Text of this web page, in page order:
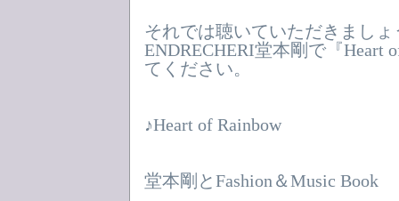
それでは聴いていただきましょ
ENDRECHERI堂本剛で『Heart
てください。
♪Heart of Rainbow
堂本剛とFashion＆Music Book